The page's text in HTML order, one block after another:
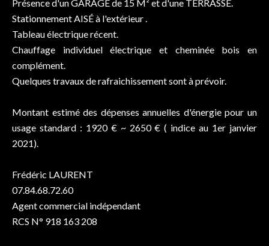
Présence d'un GARAGE de 15 M² et d'une TERRASSE.
Stationnement AISÉ à l'extérieur .
Tableau électrique récent.
Chauffage individuel électrique et cheminée bois en
complément.
Quelques travaux de rafraichissement sont à prévoir.
Montant estimé des dépenses annuelles d'énergie pour un
usage standard : 1920 € ~ 2650 € ( indice au 1er janvier
2021).
Frédéric LAURENT
07.84.68.72.60
Agent commercial indépendant
RCS N° 918 163 208